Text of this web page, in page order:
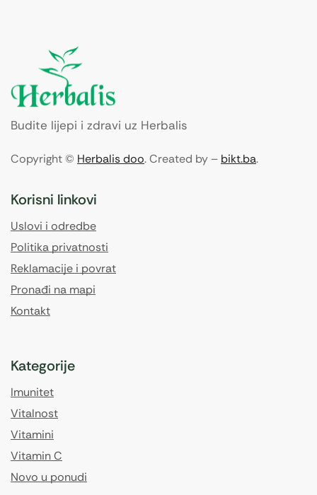
Budite lijepi i zdravi uz Herbalis
Copyright © Herbalis doo. Created by – bikt.ba.
Korisni linkovi
Uslovi i odredbe
Politika privatnosti
Reklamacije i povrat
Pronađi na mapi
Kontakt
Kategorije
Imunitet
Vitalnost
Vitamini
Vitamin C
Novo u ponudi